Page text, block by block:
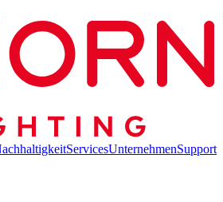
ServicesUnternehmenSupport